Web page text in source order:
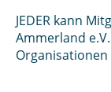
JEDER kann
Ammerland